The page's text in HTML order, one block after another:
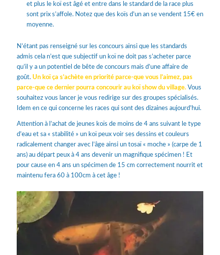
et plus le koï est âgé et entre dans le standard de la race plus
sont prix s’affole. Notez que des koïs d’un an se vendent 15€ en
moyenne.
N’étant pas renseigné sur les concours ainsi que les standards
admis cela n’est que subjectif un koï ne doit pas s’acheter parce
qu’il y a un potentiel de bête de concours mais d’une affaire de
goût. Un koï ça s’achète en priorité parce-que vous l’aimez, pas
parce-que ce dernier pourra concourir au koï show du village. Vous
souhaitez vous lancer je vous redirige sur des groupes spécialisés.
Idem en ce qui concerne les races qui sont des dizaines aujourd’hui.
Attention à l’achat de jeunes koïs de moins de 4 ans suivant le type
d’eau et sa « stabilité » un koï peux voir ses dessins et couleurs
radicalement changer avec l’âge ainsi un tosaï « moche » (carpe de 1
ans) au départ peux à 4 ans devenir un magnifique spécimen ! Et
pour cause en 4 ans un spécimen de 15 cm correctement nourrit et
maintenu fera 60 à 100cm à cet âge !